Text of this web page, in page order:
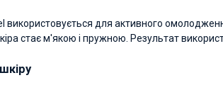
для активного
стає м'якою і пружною. Результат